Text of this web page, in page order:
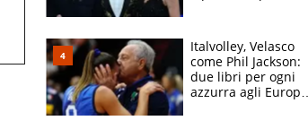
sfondo
Italvolley, Velasco
come Phil Jackson:
due libri per ogni
azzurra agli Europei.